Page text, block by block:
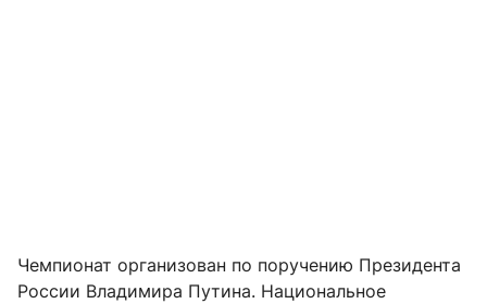
Чемпионат организован по поручению Президента
России Владимира Путина. Национальное